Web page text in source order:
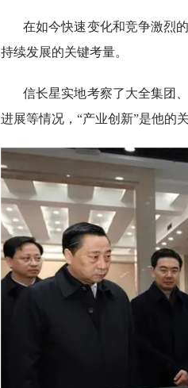
在如今快速变化和竞争激烈
持续发展的关键考量。
信长星实地考察了大全集团
进展等情况，“产业创新”是他的